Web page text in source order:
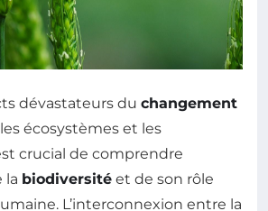
dévastateurs du changement
écosystèmes et les
crucial de comprendre
la biodiversité et de son rôle
L’interconnexion entre la